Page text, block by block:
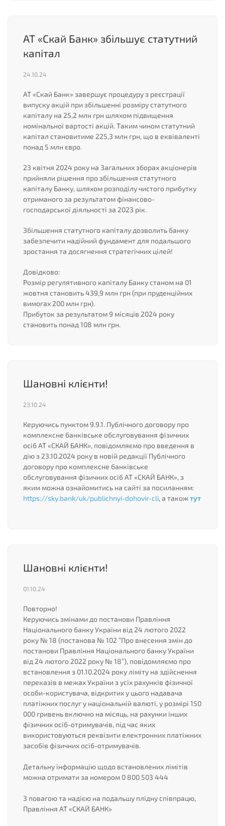
АТ «Скай Банк» збільшує статутний
капітал
24.10.24
АТ «Скай Банк» завершує процедуру з реєстрації
випуску акцій при збільшенні розміру статутного
капіталу на 25,2 млн грн шляхом підвищення
номінальної вартості акцій. Таким чином статутний
капітал становитиме 225,3 млн грн, що в еквіваленті
понад 5 млн євро.
23 квітня 2024 року на Загальних зборах акціонерів
прийняли рішення про збільшення статутного
капіталу Банку, шляхом розподілу чистого прибутку
отриманого за результатом фінансово-
господарської діяльності за 2023 рік.
Збільшення статутного капіталу дозволить банку
забезпечити надійний фундамент для подальшого
зростання та досягнення стратегічних цілей!
Довідково:
Розмір регулятивного капіталу Банку станом на 01
жовтня становить 439,9 млн грн (при пруденційних
вимогах 200 млн грн).
Прибуток за результатом 9 місяців 2024 року
становить понад 108 млн грн.
Шановні клієнти!
23.10.24
Керуючись пунктом 9.9.1. Публічного договору про
комплексне банківське обслуговування фізичних
осіб АТ «СКАЙ БАНК», повідомляємо про введення в
дію з 23.10.2024 року в новій редакції Публічного
договору про комплексне банківське
обслуговування фізичних осіб АТ «СКАЙ БАНК», з
яким можна ознайомитись на сайті за посиланням:
https://sky.bank/uk/publichnyi-dohovir-cli, а такожтут
Шановні клієнти!
01.10.24
Повторно!
Керуючись змінами до постанови Правління
Національного банку України від 24 лютого 2022
року № 18 (постанова № 102 “Про внесення змін до
постанови Правління Національного банку України
від 24 лютого 2022 року № 18”), повідомляємо про
встановлення з 01.10.2024 року ліміту на здійснення
переказів в межах України з усіх рахунків фізичної
особи-користувача, відкритих у цього надавача
платіжних послуг у національній валюті, у розмірі 150
000 гривень включно на місяць, на рахунки інших
фізичних осіб-отримувачів, під час яких
використовуються реквізити електронних платіжних
засобів фізичних осіб-отримувачів.
Детальну інформацію щодо встановлених лімітів
можна отримати за номером 0 800 503 444
З повагою та надією на подальшу плідну співпрацю,
Правління АТ «СКАЙ БАНК»